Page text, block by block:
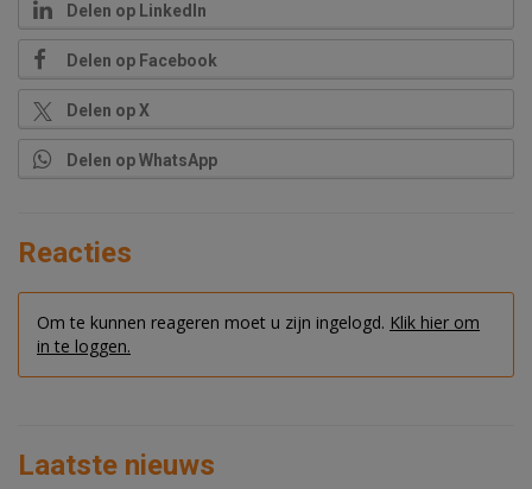
Delen op LinkedIn
Delen op Facebook
Delen op X
Delen op WhatsApp
Reacties
Om te kunnen reageren moet u zijn ingelogd. Klik hier om
in te loggen.
Laatste nieuws